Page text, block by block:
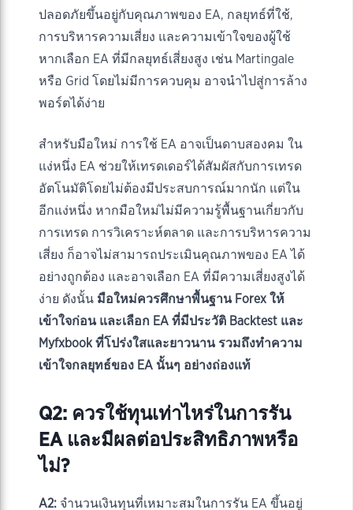
ปลอดภัยขึ้นอยู่กับคุณภาพของ EA, กลยุทธ์ที่ใช้,
การบริหารความเสี่ยง และความเข้าใจของผู้ใช้
หากเลือก EA ที่มีกลยุทธ์เสี่ยงสูง เช่น Martingale
หรือ Grid โดยไม่มีการควบคุม อาจนำไปสู่การล้าง
พอร์ตได้ง่าย
สำหรับมือใหม่ การใช้ EA อาจเป็นดาบสองคม ใน
แง่หนึ่ง EA ช่วยให้เทรดเดอร์ได้สัมผัสกับการเทรด
อัตโนมัติโดยไม่ต้องมีประสบการณ์มากนัก แต่ใน
อีกแง่หนึ่ง หากมือใหม่ไม่มีความรู้พื้นฐานเกี่ยวกับ
การเทรด การวิเคราะห์ตลาด และการบริหารความ
เสี่ยง ก็อาจไม่สามารถประเมินคุณภาพของ EA ได้
อย่างถูกต้อง และอาจเลือก EA ที่มีความเสี่ยงสูงได้
ง่าย ดังนั้น มือใหม่ควรศึกษาพื้นฐาน Forex ให้
เข้าใจก่อน และเลือก EA ที่มีประวัติ Backtest และ
Myfxbook ที่โปร่งใสและยาวนาน รวมถึงทำความ
เข้าใจกลยุทธ์ของ EA นั้นๆ อย่างถ่องแท้
Q2: ควรใช้ทุนเท่าไหร่ในการรัน
EA และมีผลต่อประสิทธิภาพหรือ
ไม่?
A2: จำนวนเงินทุนที่เหมาะสมในการรัน EA ขึ้นอยู่